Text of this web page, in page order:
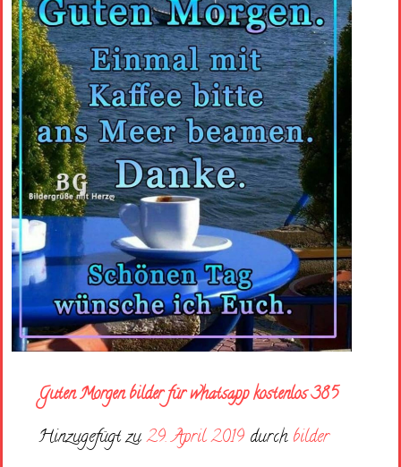
Guten Morgen bilder für whatsapp kostenlos 385
Hinzugefügt zu29. April 2019 durch bilder